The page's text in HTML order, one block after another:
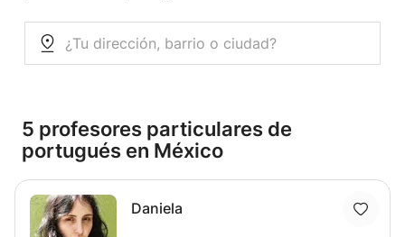
5 profesores particulares de
portugués en México
Daniela